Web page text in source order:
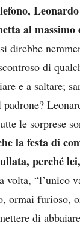
al massimo
direbbe
di
e a saltare;
le sorprese
la festa di
perché
volta, “l’unico
ormai furioso,
di